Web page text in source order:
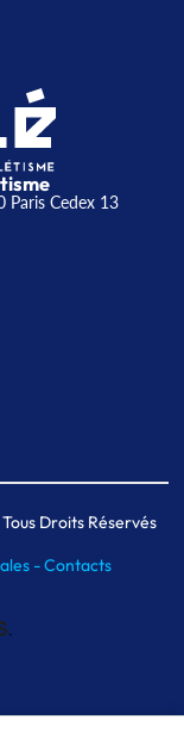
Paris Cedex 13
Droits Réservés
-Contacts